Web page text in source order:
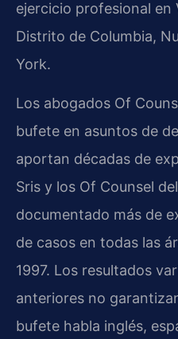
ejercicio profesional en
Distrito de Columbia,
York.
Los abogados Of
bufete en asuntos de
aportan décadas de
Sris y los Of Counsel
documentado más de
de casos en todas las
1997. Los resultados
anteriores no
bufete habla inglés,